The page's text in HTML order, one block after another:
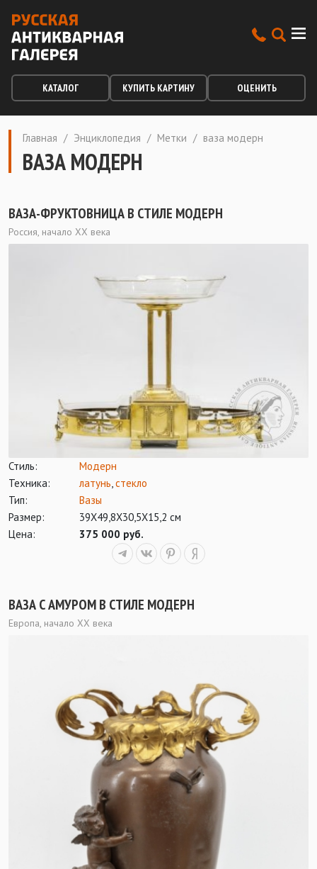
КАТАЛОГ КУПИТЬ КАРТИНУ ОЦЕНИТЬ
Главная / Энциклопедия / Метки / ваза модерн
ВАЗА МОДЕРН
ВАЗА-ФРУКТОВНИЦА В СТИЛЕ МОДЕРН
Россия, начало XX века
Стиль:
Модерн
Техника:
латунь,стекло
Тип:
Вазы
Размер:
39Х49,8Х30,5Х15,2 см
Цена:
375 000 руб.
ВАЗА С АМУРОМ В СТИЛЕ МОДЕРН
Европа, начало XX века